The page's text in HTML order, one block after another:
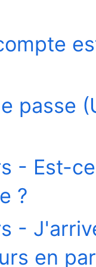
passe
- Est-
?
-
en